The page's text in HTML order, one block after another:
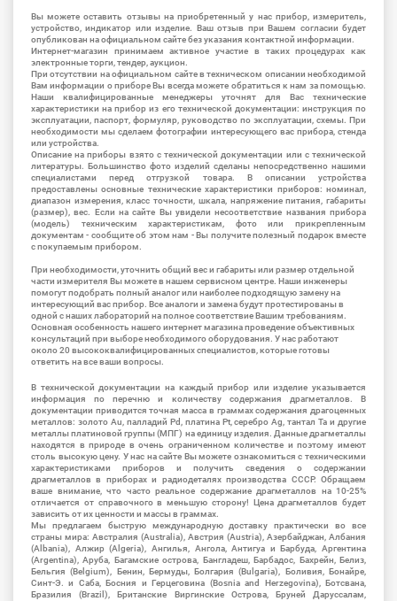
Вы можете оставить отзывы на приобретенный у нас прибор, измеритель,
устройство, индикатор или изделие. Ваш отзыв при Вашем согласии будет
опубликован на официальном сайте без указания контактной информации.
Интернет-магазин принимаем активное участие в таких процедурах как
электронные торги, тендер, аукцион.
При отсутствии на официальном сайте в техническом описании необходимой
Вам информации о приборе Вы всегда можете обратиться к нам за помощью.
Наши квалифицированные менеджеры уточнят для Вас технические
характеристики на прибор из его технической документации: инструкция по
эксплуатации, паспорт, формуляр, руководство по эксплуатации, схемы. При
необходимости мы сделаем фотографии интересующего вас прибора, стенда
или устройства.
Описание на приборы взято с технической документации или с технической
литературы. Большинство фото изделий сделаны непосредственно нашими
специалистами перед отгрузкой товара. В описании устройства
предоставлены основные технические характеристики приборов: номинал,
диапазон измерения, класс точности, шкала, напряжение питания, габариты
(размер), вес. Если на сайте Вы увидели несоответствие названия прибора
(модель) техническим характеристикам, фото или прикрепленным
документам - сообщите об этом нам - Вы получите полезный подарок вместе
с покупаемым прибором.
При необходимости, уточнить общий вес и габариты или размер отдельной
части измерителя Вы можете в нашем сервисном центре. Наши инженеры
помогут подобрать полный аналог или наиболее подходящую замену на
интересующий вас прибор. Все аналоги и замена будут протестированы в
одной с наших лабораторий на полное соответствие Вашим требованиям.
Основная особенность нашего интернет магазина проведение объективных
консультаций при выборе необходимого оборудования. У нас работают
около 20 высококвалифицированных специалистов, которые готовы
ответить на все ваши вопросы.
В технической документации на каждый прибор или изделие указывается
информация по перечню и количеству содержания драгметаллов. В
документации приводится точная масса в граммах содержания драгоценных
металлов: золото Au, палладий Pd, платина Pt, серебро Ag, тантал Ta и другие
металлы платиновой группы (МПГ) на единицу изделия. Данные драгметаллы
находятся в природе в очень ограниченном количестве и поэтому имеют
столь высокую цену. У нас на сайте Вы можете ознакомиться с техническими
характеристиками приборов и получить сведения о содержании
драгметаллов в приборах и радиодеталях производства СССР. Обращаем
ваше внимание, что часто реальное содержание драгметаллов на 10-25%
отличается от справочного в меньшую сторону! Цена драгметаллов будет
зависить от их ценности и массы в граммах.
Мы предлагаем быструю международную доставку практически во все
страны мира: Австралия (Australia), Австрия (Austria), Азербайджан, Албания
(Albania), Алжир (Algeria), Ангилья, Ангола, Антигуа и Барбуда, Аргентина
(Argentina), Аруба, Багамские острова, Бангладеш, Барбадос, Бахрейн, Белиз,
Бельгия (Belgium), Бенин, Бермуды, Болгария (Bulgaria), Боливия, Бонайре,
Синт-Э. и Саба, Босния и Герцеговина (Bosnia and Herzegovina), Ботсвана,
Бразилия (Brazil), Британские Виргинские Острова, Бруней Даруссалам,